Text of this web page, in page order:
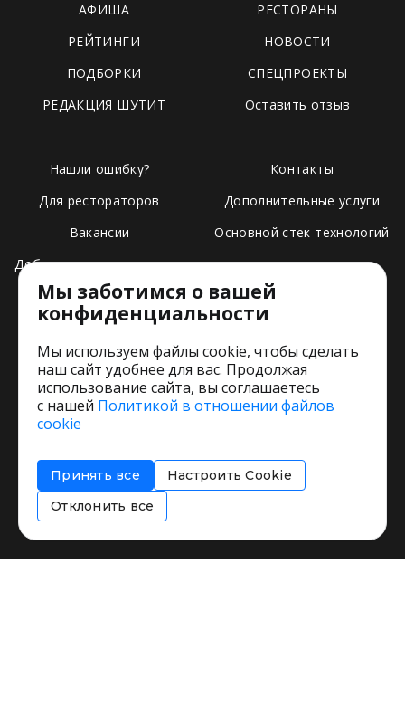
АФИША
РЕСТОРАНЫ
РЕЙТИНГИ
НОВОСТИ
ПОДБОРКИ
СПЕЦПРОЕКТЫ
РЕДАКЦИЯ ШУТИТ
Оставить отзыв
Нашли ошибку?
Для рестораторов
Вакансии
Добавить свое заведение
Тарифы
Контакты
Дополнительные услуги
Основной стек технологий
Пользовательское соглашение
Соглашение об информировании
Политика использования cookies
Мы заботимся о вашей
конфиденциальности
Мы используем файлы cookie, чтобы сделать
наш сайт удобнее для вас. Продолжая
использование сайта, вы соглашаетесь
с нашей Политикой в отношении файлов
cookie
Принять все
Настроить Cookie
Отклонить все